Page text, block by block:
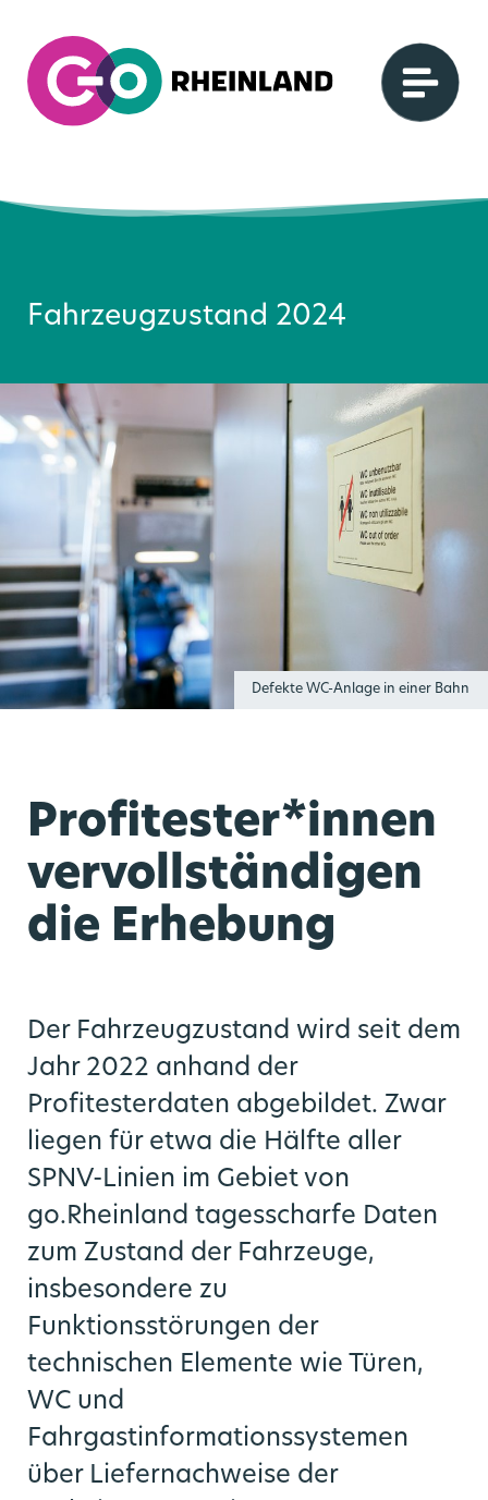
Fahrzeugzustand 2024
Defekte WC-Anlage in einer Bahn
Profitester*innen
vervollständigen
die Erhebung
Der Fahrzeugzustand wird seit dem
Jahr 2022 anhand der
Profitesterdaten abgebildet. Zwar
liegen für etwa die Hälfte aller
SPNV-Linien im Gebiet von
go.Rheinland tagesscharfe Daten
zum Zustand der Fahrzeuge,
insbesondere zu
Funktionsstörungen der
technischen Elemente wie Türen,
WC und
Fahrgastinformationssystemen
über Liefernachweise der
Angebot
Liniennetz
Verkehrsprodukte
Verkehrsqualität
SPNV-Vergabeverfahren
Ausbau
Bahnknoten Köln
Bahnknoten Aachen
Rheinisches Revier
Vernetzte Mobilität
Mobilstationen
Park and Ride
Regionale Konzepte
Zukunftsmobilität
Medienportal
Aktuelles
Veranstaltungen
Video- und Bildmaterial
Über uns
go.Rheinland GmbH
Zweckverband
Gremien
Karriere
Stellenportal
Benefits